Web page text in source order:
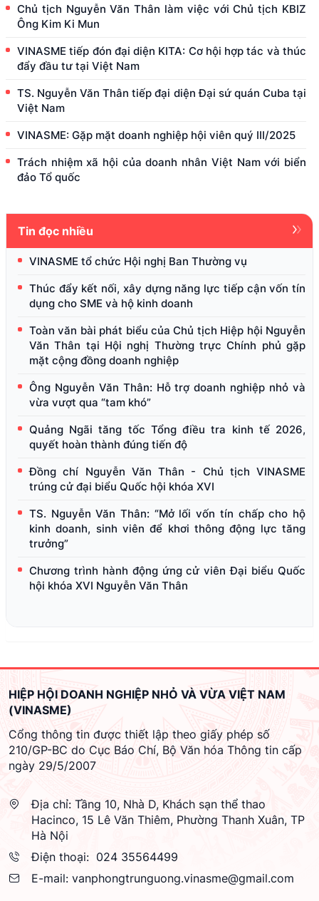
Chủ tịch Nguyễn Văn Thân làm việc với Chủ tịch KBIZ
Ông Kim Ki Mun
VINASME tiếp đón đại diện KITA: Cơ hội hợp tác và thúc
đẩy đầu tư tại Việt Nam
TS. Nguyễn Văn Thân tiếp đại diện Đại sứ quán Cuba tại
Việt Nam
VINASME: Gặp mặt doanh nghiệp hội viên quý III/2025
Trách nhiệm xã hội của doanh nhân Việt Nam với biển
đảo Tổ quốc
Tin đọc nhiều
VINASME tổ chức Hội nghị Ban Thường vụ
Thúc đẩy kết nối, xây dựng năng lực tiếp cận vốn tín
dụng cho SME và hộ kinh doanh
Toàn văn bài phát biểu của Chủ tịch Hiệp hội Nguyễn
Văn Thân tại Hội nghị Thường trực Chính phủ gặp
mặt cộng đồng doanh nghiệp
Ông Nguyễn Văn Thân: Hỗ trợ doanh nghiệp nhỏ và
vừa vượt qua “tam khó”
Quảng Ngãi tăng tốc Tổng điều tra kinh tế 2026,
quyết hoàn thành đúng tiến độ
Đồng chí Nguyễn Văn Thân - Chủ tịch VINASME
trúng cử đại biểu Quốc hội khóa XVI
TS. Nguyễn Văn Thân: “Mở lối vốn tín chấp cho hộ
kinh doanh, sinh viên để khơi thông động lực tăng
trưởng”
Chương trình hành động ứng cử viên Đại biểu Quốc
hội khóa XVI Nguyễn Văn Thân
HIỆP HỘI DOANH NGHIỆP NHỎ VÀ VỪA VIỆT NAM
(VINASME)
Cổng thông tin được thiết lập theo giấy phép số
210/GP-BC do Cục Báo Chí, Bộ Văn hóa Thông tin cấp
ngày 29/5/2007
Địa chỉ: Tầng 10, Nhà D, Khách sạn thể thao
Hacinco, 15 Lê Văn Thiêm, Phường Thanh Xuân, TP
Hà Nội
Điện thoại: 024 35564499
E-mail: vanphongtrunguong.vinasme@gmail.com